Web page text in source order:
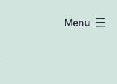
Menu